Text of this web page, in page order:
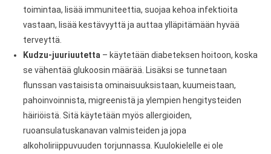
toimintaa, lisää immuniteettia, suojaa kehoa infektioita
vastaan, lisää kestävyyttä ja auttaa ylläpitämään hyvää
terveyttä.
Kudzu-juuriuutetta – käytetään diabeteksen hoitoon, koska
se vähentää glukoosin määrää. Lisäksi se tunnetaan
flunssan vastaisista ominaisuuksistaan, kuumeistaan,
pahoinvoinnista, migreenistä ja ylempien hengitysteiden
häiriöistä. Sitä käytetään myös allergioiden,
ruoansulatuskanavan valmisteiden ja jopa
alkoholiriippuvuuden torjunnassa. Kuulokielelle ei ole